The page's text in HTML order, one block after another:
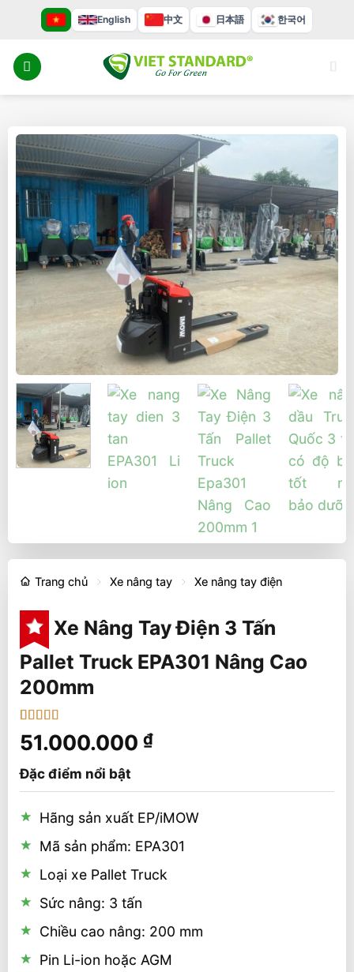
nội
dung
English 中文 日本語 한국어
Trang chủ Xe nâng tay Xe nâng tay điện
Xe Nâng Tay Điện 3 Tấn
Pallet Truck EPA301 Nâng Cao
200mm
5trên 5 dựa
trên
1
đánh
51.000.000 ₫
Đặc điểm nổi bật
Hãng sản xuất EP/iMOW
Mã sản phẩm: EPA301
Loại xe Pallet Truck
Sức nâng: 3 tấn
Chiều cao nâng: 200 mm
Pin Li-ion hoặc AGM